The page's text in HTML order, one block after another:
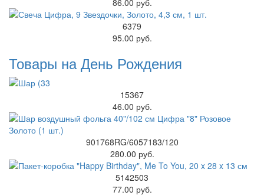
6379
95.00 руб.
Товары на День Рождения
15367
46.00 руб.
901768RG/6057183/120
280.00 руб.
5142503
77.00 руб.